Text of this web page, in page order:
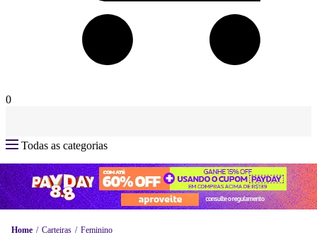
0
Todas as categorias
Home Carteiras Feminino